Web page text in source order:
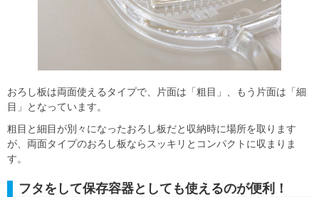
おろし板は両面使えるタイプで、片面は「粗目」、もう片面は「細
目」となっています。
粗目と細目が別々になったおろし板だと収納時に場所を取ります
が、両面タイプのおろし板ならスッキリとコンパクトに収まりま
す。
フタをして保存容器としても使えるのが便利！